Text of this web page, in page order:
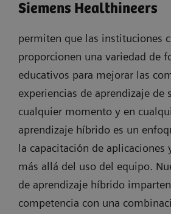
Siemens Healthineers
permiten que las instituciones
proporcionen una variedad de
educativos para mejorar las
experiencias de aprendizaje de
cualquier momento y en
aprendizaje híbrido es un
la capacitación de aplicaciones
más allá del uso del equipo.
de aprendizaje híbrido
competencia con una